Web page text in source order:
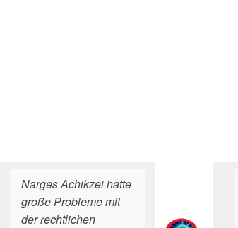
Narges Achikzei hatte
große Probleme mit
der rechtlichen